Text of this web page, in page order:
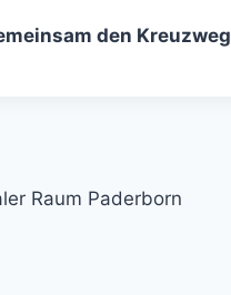
den Kreuzweg
Raum Paderborn